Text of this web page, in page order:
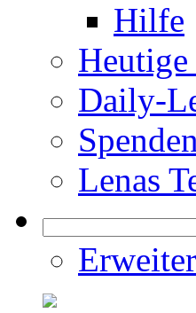
Hilfe
Daily-
Spenden
Lenas